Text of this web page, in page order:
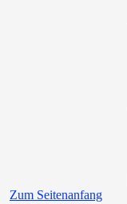
Zum Seitenanfang